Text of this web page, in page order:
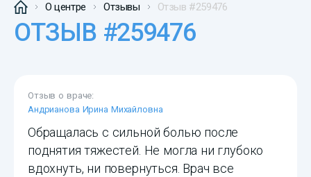
О центре Отзывы Отзыв #259476
ОТЗЫВ #259476
Отзыв о враче:
Андрианова Ирина Михайловна
Обращалась с сильной болью после
поднятия тяжестей. Не могла ни глубоко
вдохнуть, ни повернуться. Врач все